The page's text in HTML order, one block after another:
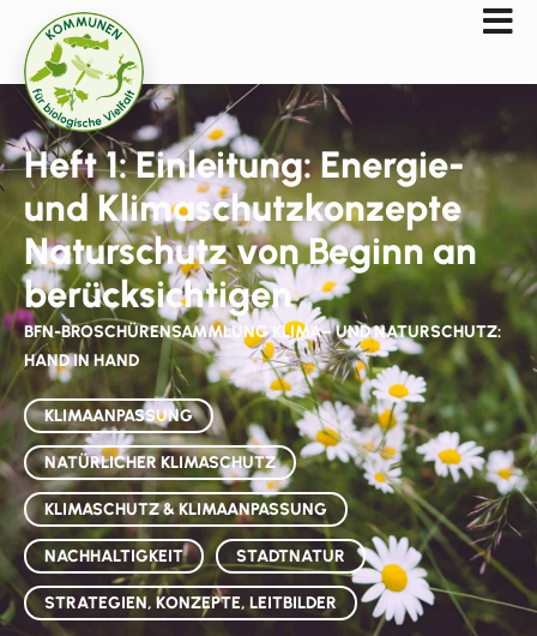
Heft 1: Einleitung: Energie-
und Klimaschutzkonzepte
Naturschutz von Beginn an
berücksichtigen
BFN-BROSCHÜRENSAMMLUNG KLIMA– UND NATURSCHUTZ:
HAND IN HAND
KLIMAANPASSUNG
NATÜRLICHER KLIMASCHUTZ
KLIMASCHUTZ & KLIMAANPASSUNG
NACHHALTIGKEIT STADTNATUR
STRATEGIEN, KONZEPTE, LEITBILDER